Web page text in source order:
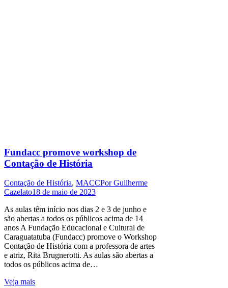
Fundacc promove workshop de
Contação de História
Contação de História, MACCPorGuilherme
Cazelato18 de maio de 2023
As aulas têm início nos dias 2 e 3 de junho e
são abertas a todos os públicos acima de 14
anos A Fundação Educacional e Cultural de
Caraguatatuba (Fundacc) promove o Workshop
Contação de História com a professora de artes
e atriz, Rita Brugnerotti. As aulas são abertas a
todos os públicos acima de…
Veja mais